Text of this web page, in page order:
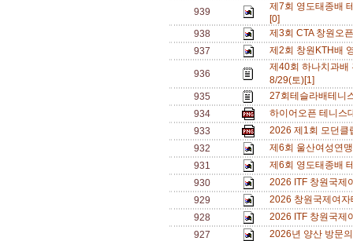
939
제7회 영도태종배
[0]
938
제3회 CTA 창원오
937
제2회 창원KTH배
936
제40회 하나치과배
8/29(토)[1]
935
27회테슬라배테니
934
하이어오픈 테니스
933
2026 제1회 모던
932
제6회 울산여성연
931
제6회 영도태종배
930
2026 ITF 창원국제
929
2026 창원국제여
928
2026 ITF 창원국제
927
2026년 양산 방문